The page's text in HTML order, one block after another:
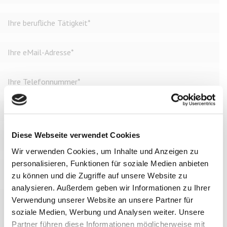
Diese Webseite verwendet Cookies
Wir verwenden Cookies, um Inhalte und Anzeigen zu
personalisieren, Funktionen für soziale Medien anbieten
zu können und die Zugriffe auf unsere Website zu
analysieren. Außerdem geben wir Informationen zu Ihrer
Verwendung unserer Website an unsere Partner für
soziale Medien, Werbung und Analysen weiter. Unsere
Partner führen diese Informationen möglicherweise mit